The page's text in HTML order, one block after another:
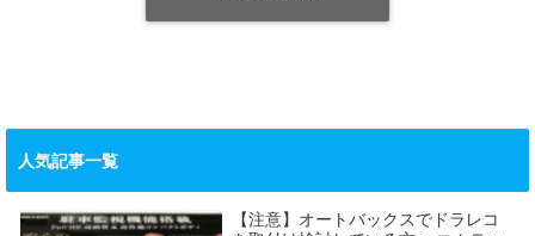
人気記事一覧
【注意】オートバックスでドラレコ